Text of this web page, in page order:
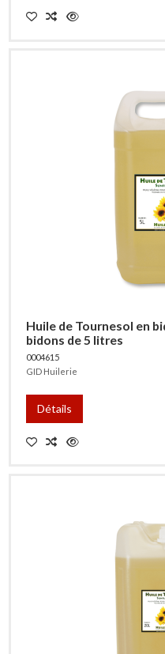
Huile de Tournesol en
bidons de 5 litres
0004615
GID Huilerie
Détails